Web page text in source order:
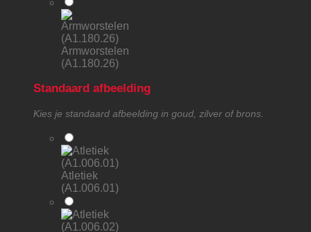
Armworstelen
(A1.180.26)
Standaard afbeelding
Kies je standaard afbeelding in goud, zilver of brons.
Atletiek
(A1.006.01)